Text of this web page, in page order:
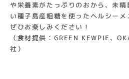
や栄養素がたっぷりのおから、未
い種子島産粗糖を使ったヘルシーメ
ぜひお楽しみください！
（食材提供：GREEN KEWPIE、
社）